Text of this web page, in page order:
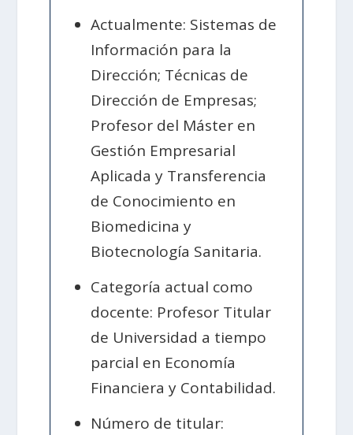
Actualmente: Sistemas de
Información para la
Dirección; Técnicas de
Dirección de Empresas;
Profesor del Máster en
Gestión Empresarial
Aplicada y Transferencia
de Conocimiento en
Biomedicina y
Biotecnología Sanitaria.
Categoría actual como
docente: Profesor Titular
de Universidad a tiempo
parcial en Economía
Financiera y Contabilidad.
Número de titular: